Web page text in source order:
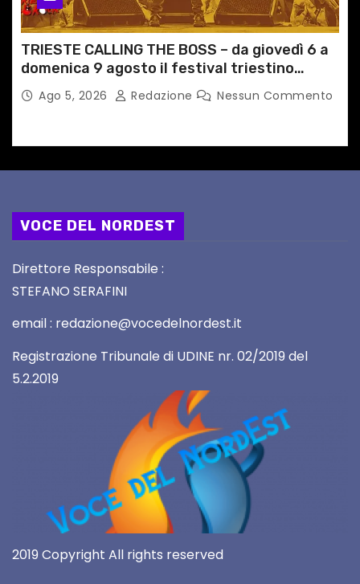
TRIESTE CALLING THE BOSS – da giovedì 6 a
domenica 9 agosto il festival triestino
dedicato a Springsteen
Ago 5, 2026 Redazione Nessun Commento
VOCE DEL NORDEST
Direttore Responsabile :
STEFANO SERAFINI
email : redazione@vocedelnordest.it
Registrazione Tribunale di UDINE nr. 02/2019 del
5.2.2019
2019 Copyright All rights reserved